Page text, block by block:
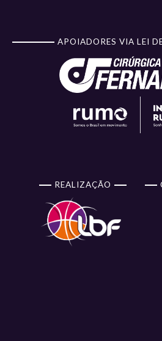
APOIADORES VIA LEI
REALIZAÇÃO